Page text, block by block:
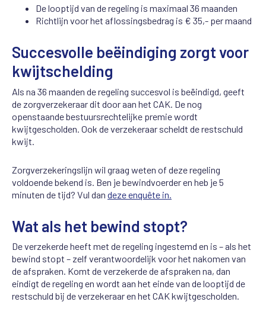
De looptijd van de regeling is maximaal 36 maanden
Richtlijn voor het aflossingsbedrag is € 35,- per maand
Succesvolle beëindiging zorgt voor
kwijtschelding
Als na 36 maanden de regeling succesvol is beëindigd, geeft
de zorgverzekeraar dit door aan het CAK. De nog
openstaande bestuursrechtelijke premie wordt
kwijtgescholden. Ook de verzekeraar scheldt de restschuld
kwijt.
Zorgverzekeringslijn wil graag weten of deze regeling
voldoende bekend is. Ben je bewindvoerder en heb je 5
minuten de tijd? Vul dan deze enquête in.
Wat als het bewind stopt?
De verzekerde heeft met de regeling ingestemd en is – als het
bewind stopt – zelf verantwoordelijk voor het nakomen van
de afspraken. Komt de verzekerde de afspraken na, dan
eindigt de regeling en wordt aan het einde van de looptijd de
restschuld bij de verzekeraar en het CAK kwijtgescholden.